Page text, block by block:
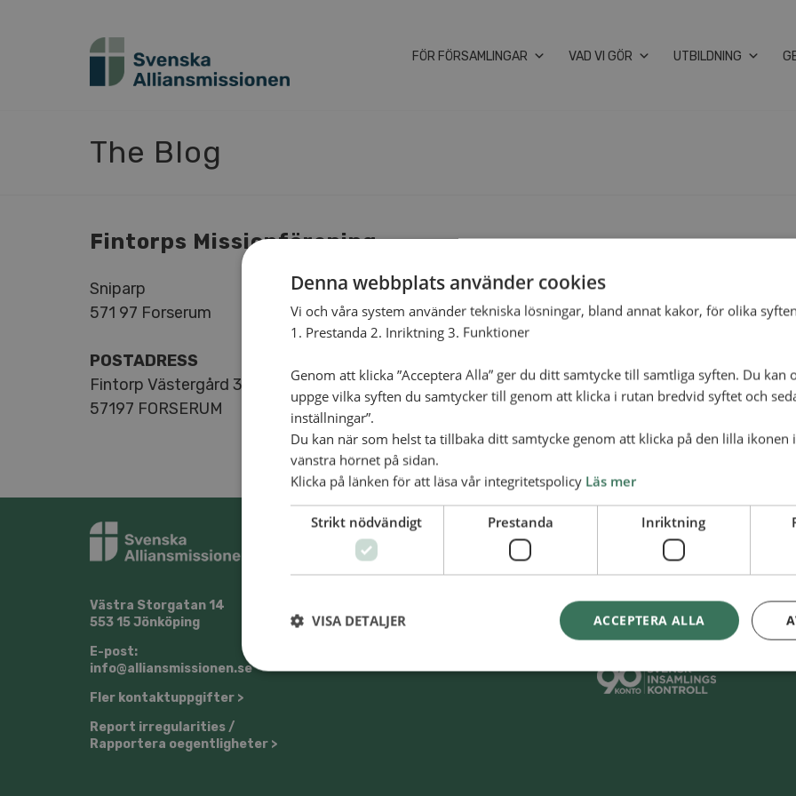
FÖR FÖRSAMLINGAR VAD VI GÖR UTBILDNING
The Blog
Fintorps Missionförening
Sniparp
571 97 Forserum
POSTADRESS
Fintorp Västergård 3
57197 FORSERUM
Västra Storgatan 14
553 15 Jönköping
E-post:
info@alliansmissionen.se
Fler kontaktuppgifter >
Report irregularities /
Rapportera oegentligheter >
BG900-8590
Denna webbplats använder cookies
Vi och våra system använder tekniska lösningar, bland annat kakor, för olika
1. Prestanda 2. Inriktning 3. Funktioner
Genom att klicka ”Acceptera Alla” ger du ditt samtycke till samtliga syften. Du kan
uppge vilka syften du samtycker till genom att klicka i rutan bredvid syftet och
inställningar”.
Du kan när som helst ta tillbaka ditt samtycke genom att klicka på den lilla ikonen
vänstra hörnet på sidan.
Klicka på länken för att läsa vår integritetspolicy Läs mer
Strikt nödvändigt Prestanda Inriktning
ACCEPTERA ALLA
VISA DETALJER